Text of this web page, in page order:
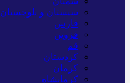
سیستان و بلوچستان
فارس
قزوین
قم
کردستان
کرمان
کرمانشاه